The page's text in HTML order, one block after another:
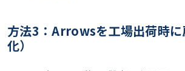
方法3：Arrowsを工場出荷時に
化）